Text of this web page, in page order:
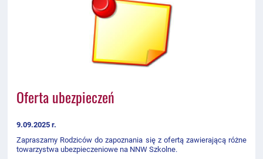
Oferta ubezpieczeń
9.09.2025 r.
Zapraszamy Rodziców do zapoznania się z ofertą zawierającą różne
towarzystwa ubezpieczeniowe na NNW Szkolne.